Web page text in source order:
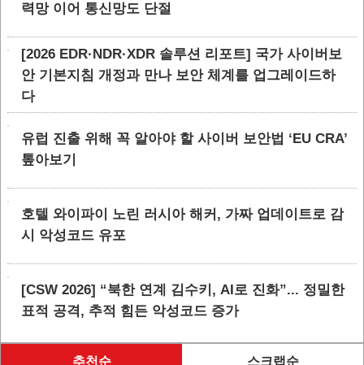
력망 이어 통신망도 단절
[2026 EDR·NDR·XDR 솔루션 리포트] 국가 사이버보
안 기본지침 개정과 만나 보안 체계를 업그레이드하
다
유럽 진출 위해 꼭 알아야 할 사이버 보안법 ‘EU CRA’
톺아보기
호텔 와이파이 노린 러시아 해커, 가짜 업데이트로 감
시 악성코드 유포
[CSW 2026] “북한 연계 김수키, AI로 진화”... 정밀한
표적 공격, 추적 힘든 악성코드 증가
추천순 스크랩순